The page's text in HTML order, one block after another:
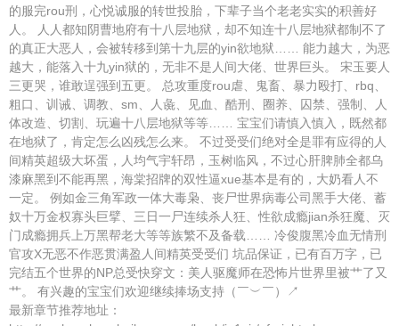
的服完rou刑，心悦诚服的转世投胎，下辈子当个老老实实的积善好
人。 人人都知阴曹地府有十八层地狱，却不知连十八层地狱都制不了
的真正大恶人，会被转移到第十九层的yin欲地狱…… 能力越大，为恶
越大，能落入十九yin狱的，无非不是人间大佬、世界巨头。 宋玉要人
三更哭，谁敢逞强到五更。 总攻重度rou虐、鬼畜、暴力殴打、rbq、
粗口、训诫、调教、sm、人彘、见血、酷刑、圈养、囚禁、强制、人
体改造、切割、玩遍十八层地狱等等…… 宝宝们请慎入慎入，既然都
在地狱了，肯定怎么凶残怎么来。 不过受受们绝对全是罪有应得的人
间精英超级大坏蛋，人均气宇轩昂，玉树临风，不过心肝脾肺全都乌
漆麻黑到不能再黑，海棠招牌的双性逼xue基本是有的，大奶看人不
一定。 例如金三角军政一体大毒枭、丧尸世界病毒公司黑手大佬、蓄
奴十万金权寡头巨擘、三日一尸连续杀人狂、性欲成瘾jian杀狂魔、灭
门成瘾拥兵上万黑帮老大等等族繁不及备载…… 冷俊腹黑冷血无情刑
官攻X无恶不作恶贯满盈人间精英受受们 坑品保证，已有百万字，已
完结五个世界的NP总受快穿文：美人驱魔师在恐怖片世界里被艹了又
艹。 有兴趣的宝宝们欢迎继续捧场支持（￣︶￣）↗
最新章节推荐地址：